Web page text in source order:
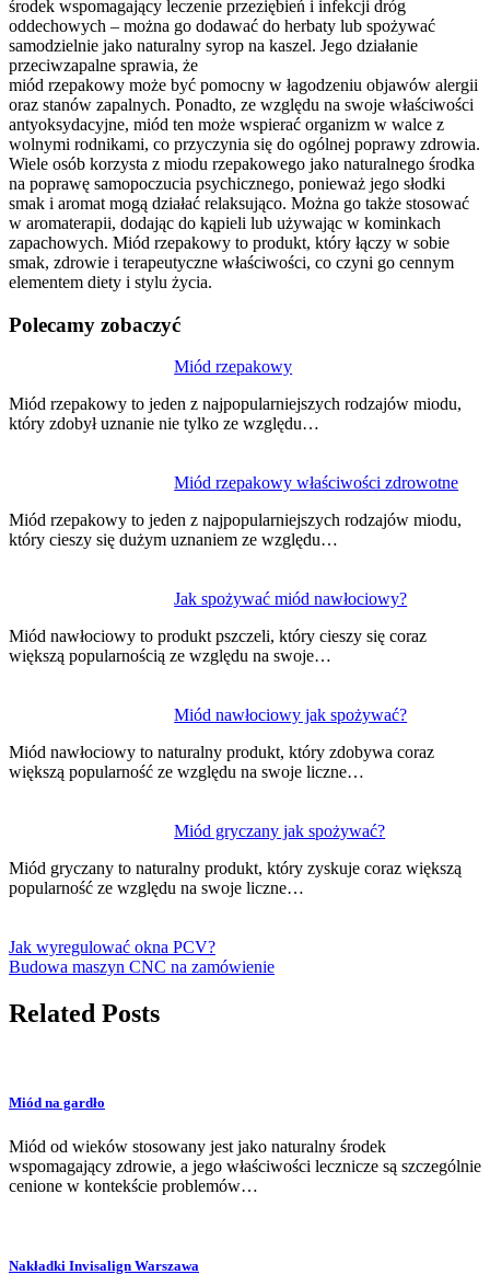
środek wspomagający leczenie przeziębień i infekcji dróg
oddechowych – można go dodawać do herbaty lub spożywać
samodzielnie jako naturalny syrop na kaszel. Jego działanie
przeciwzapalne sprawia, że
miód rzepakowy może być pomocny w łagodzeniu objawów alergii
oraz stanów zapalnych. Ponadto, ze względu na swoje właściwości
antyoksydacyjne, miód ten może wspierać organizm w walce z
wolnymi rodnikami, co przyczynia się do ogólnej poprawy zdrowia.
Wiele osób korzysta z miodu rzepakowego jako naturalnego środka
na poprawę samopoczucia psychicznego, ponieważ jego słodki
smak i aromat mogą działać relaksująco. Można go także stosować
w aromaterapii, dodając do kąpieli lub używając w kominkach
zapachowych. Miód rzepakowy to produkt, który łączy w sobie
smak, zdrowie i terapeutyczne właściwości, co czyni go cennym
elementem diety i stylu życia.
Polecamy zobaczyć
Miód rzepakowy
Miód rzepakowy to jeden z najpopularniejszych rodzajów miodu,
który zdobył uznanie nie tylko ze względu…
Miód rzepakowy właściwości zdrowotne
Miód rzepakowy to jeden z najpopularniejszych rodzajów miodu,
który cieszy się dużym uznaniem ze względu…
Jak spożywać miód nawłociowy?
Miód nawłociowy to produkt pszczeli, który cieszy się coraz
większą popularnością ze względu na swoje…
Miód nawłociowy jak spożywać?
Miód nawłociowy to naturalny produkt, który zdobywa coraz
większą popularność ze względu na swoje liczne…
Miód gryczany jak spożywać?
Miód gryczany to naturalny produkt, który zyskuje coraz większą
popularność ze względu na swoje liczne…
wpisu
Jak wyregulować okna PCV?
Budowa maszyn CNC na zamówienie
Related Posts
Miód na gardło
Miód od wieków stosowany jest jako naturalny środek
wspomagający zdrowie, a jego właściwości lecznicze są szczególnie
cenione w kontekście problemów…
Nakładki Invisalign Warszawa